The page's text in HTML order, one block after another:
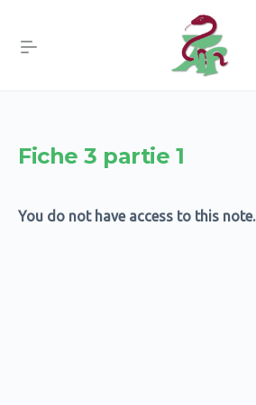
Fiche 3 partie 1
You do not have access to this note.